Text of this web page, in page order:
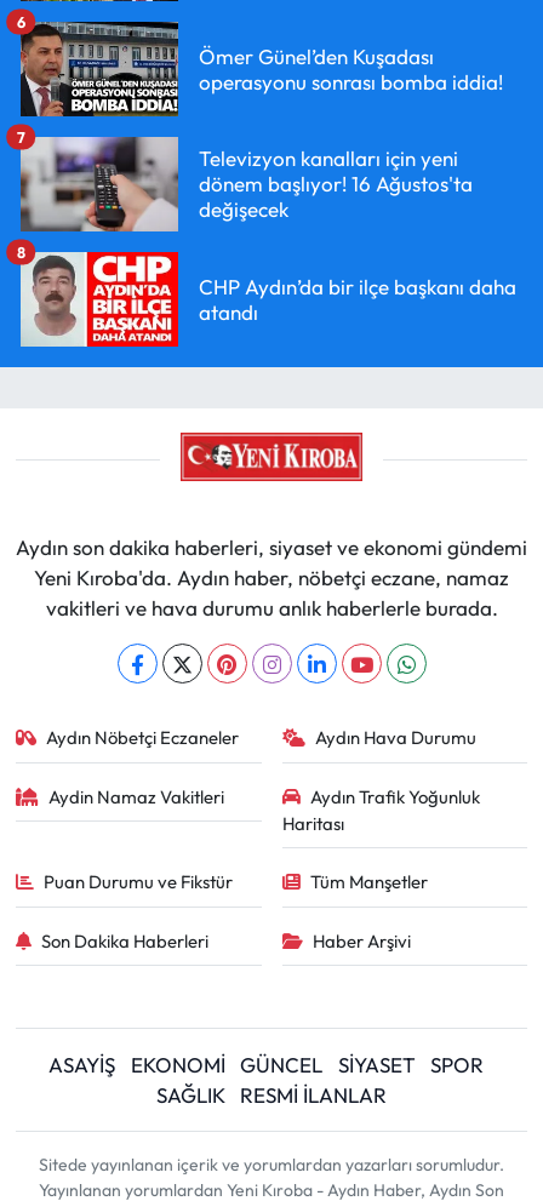
Ömer Günel’den Kuşadası
operasyonu sonrası bomba iddia!
6
Televizyon kanalları için yeni
dönem başlıyor! 16 Ağustos'ta
değişecek
7
CHP Aydın’da bir ilçe başkanı daha
atandı
8
Aydın son dakika haberleri, siyaset ve ekonomi gündemi
Yeni Kıroba'da. Aydın haber, nöbetçi eczane, namaz
vakitleri ve hava durumu anlık haberlerle burada.
Aydın Nöbetçi Eczaneler Aydın Hava Durumu
Aydin Namaz Vakitleri
Aydın Trafik Yoğunluk
Haritası
Puan Durumu ve Fikstür Tüm Manşetler
Son Dakika Haberleri Haber Arşivi
ASAYİŞ EKONOMİ GÜNCEL SİYASET
SPOR
SAĞLIK
RESMİ İLANLAR
Sitede yayınlanan içerik ve yorumlardan yazarları sorumludur.
Yayınlanan yorumlardan Yeni Kıroba - Aydın Haber, Aydın Son